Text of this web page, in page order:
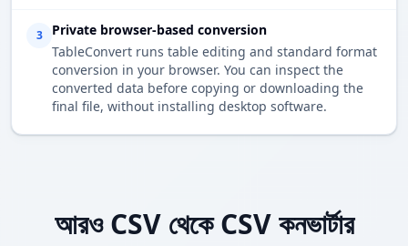
3
Private browser-based conversion
TableConvert runs table editing and standard format
conversion in your browser. You can inspect the
converted data before copying or downloading the
final file, without installing desktop software.
আরও CSV থেকে CSV কনভার্টার